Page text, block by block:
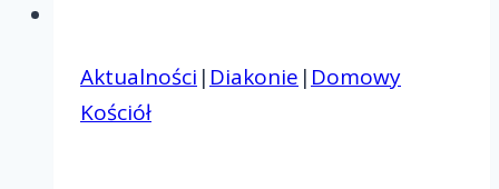
Aktualności | Diakonie | Domowy
Kościół